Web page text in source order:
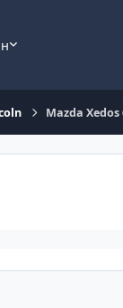
Mazda